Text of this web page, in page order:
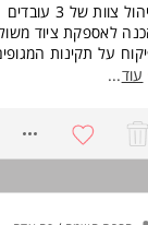
צוות של 3 עובדים
לאספקת ציוד
על תקינות
דרישות:
רישיון חשמלאי מוסמך
ניסיון: ניסיון קודם
עצמאית
עוד...